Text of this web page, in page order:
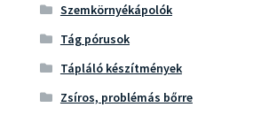
Szemkörnyékápolók
Tág pórusok
Tápláló készítmények
Zsíros, problémás bőrre